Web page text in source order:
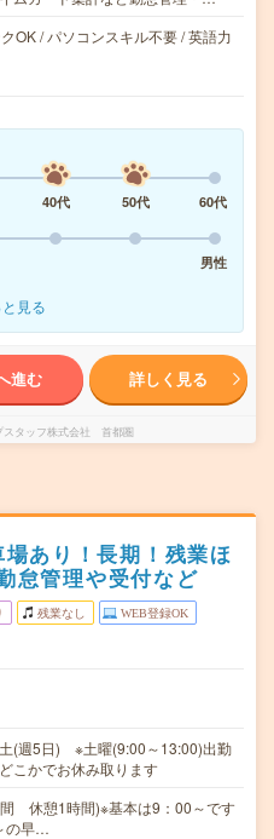
OK / パソコンスキル不要 / 英語力
40代 50代
60代
男性
見る
進む 詳しく見る
スタッフ株式会社 首都圏
場あり！長期！残業ほ
怠管理や受付など
残業なし WEB登録OK
(週5日) ※土曜(9:00～13:00)出勤
こかでお休み取ります
休憩1時間)※基本は9：00～です
の早…